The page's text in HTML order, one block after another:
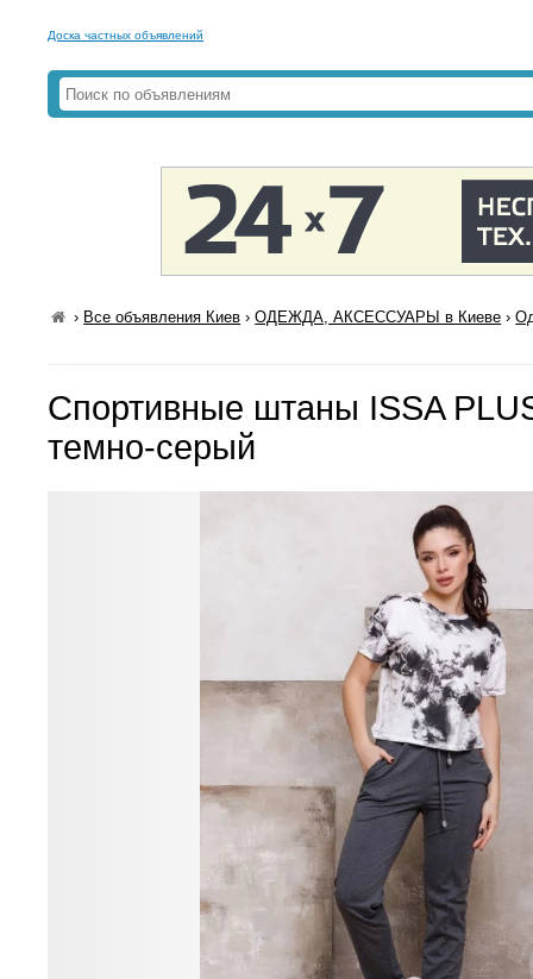
Доска частных объявлений
› Все объявления Киев ›ОДЕЖДА, АКСЕССУАРЫ в Киеве ›
Спортивные штаны ISSA
темно-серый